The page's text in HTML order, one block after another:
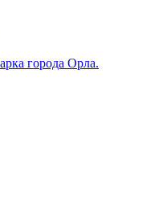
города Орла.